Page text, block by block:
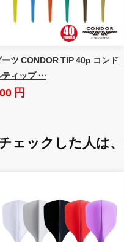
ーツ CONDOR TIP 40p コンド
ティップ …
円
ェックした人は、